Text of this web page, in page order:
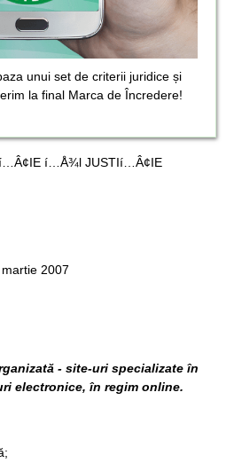
unui set de criterii juridice și
la final Marca de Încredere!
í…Å¾l JUSTIí…Â¢IE
2007
- site-uri specializate în
electronice, în regim online.